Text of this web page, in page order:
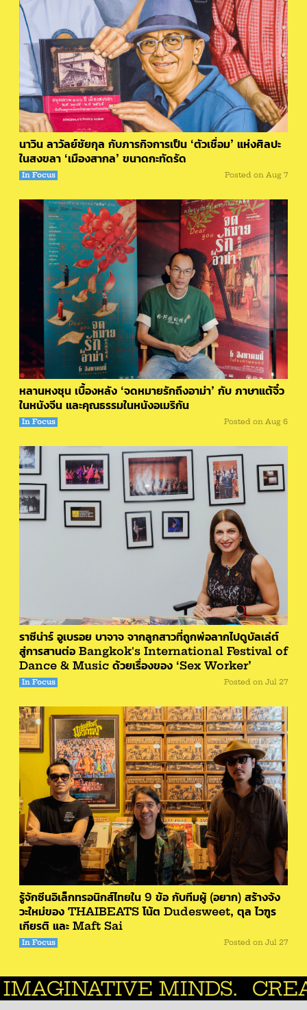
นาวิน ลาวัลย์ชัยกุล กับภารกิจการเป็น ‘ตัวเชื่อม’ แห่งศิลปะ
ในสงขลา ‘เมืองสากล’ ขนาดกะทัดรัด
In Focus Posted on Aug 7
หลานหงชุน เบื้องหลัง ‘จดหมายรักถึงอาม่า’ กับ ภาษาแต้จิ๋ว
ในหนังจีน และคุณธรรมในหนังอเมริกัน
In Focus Posted on Aug 6
ราซีน่าร์ อูเบรอย บาจาจ จากลูกสาวที่ถูกพ่อลากไปดูบัลเล่ต์
สู่การสานต่อ Bangkok's International Festival of
Dance & Music ด้วยเรื่องของ ‘Sex Worker’
In Focus Posted on Jul 27
รู้จักซีนอิเล็กทรอนิกส์ไทยใน 9 ข้อ กับทีมผู้ (อยาก) สร้างจัง
วะใหม่ของ THAIBEATS โน้ต Dudesweet, ตุล ไวฑูร
เกียรติ และ Maft Sai
In Focus Posted on Jul 27
MINDS. CREATIVE